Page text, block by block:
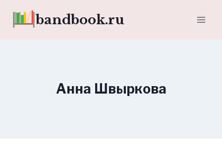
bandbook.ru
Анна Швыркова